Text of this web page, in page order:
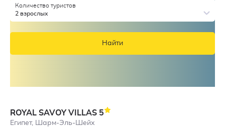
Количество туристов
2 взрослых
Найти
ROYAL SAVOY VILLAS 5
Египет, Шарм-Эль-Шейх